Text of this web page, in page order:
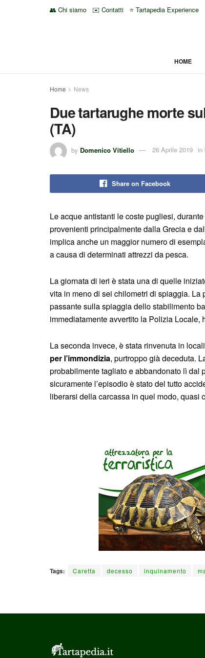
👥 Chi siamo ✉️ Contatti ⭐ Tartapedia Experience
HOME
Home News
Due tartarughe morte
(TA)
by Domenico Vitiello 26 Aprile 2019 in
Share on Facebook
Le acque antistanti le coste pugliesi,
provenienti principalmente dalla Grecia e
implica anche un maggior numero di
a causa di determinati attrezzi da pesca.
La giornata di ieri è stata una di quelle
vita in meno di sei chilometri di spiaggia. La
passante sulla spiaggia dello stabilimento
immediatamente avvertito la Polizia Locale,
La seconda invece, è stata rinvenuta in
per l’immondizia, purtroppo già deceduta.
probabilmente tagliato e abbandonato lì dal
sicuramente l’episodio è stato del tutto
liberarsi della carcassa in quel modo, quasi
Tags: Caretta decesso inquinamento